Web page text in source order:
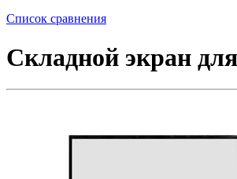
Список сравнения
Складной экран